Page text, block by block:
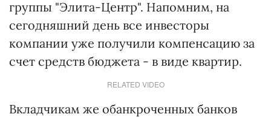
группы "Элита-Центр". Напомним, на
сегодняшний день все инвесторы
компании уже получили компенсацию за
счет средств бюджета - в виде квартир.
RELATED VIDEO
Вкладчикам же обанкроченных банков